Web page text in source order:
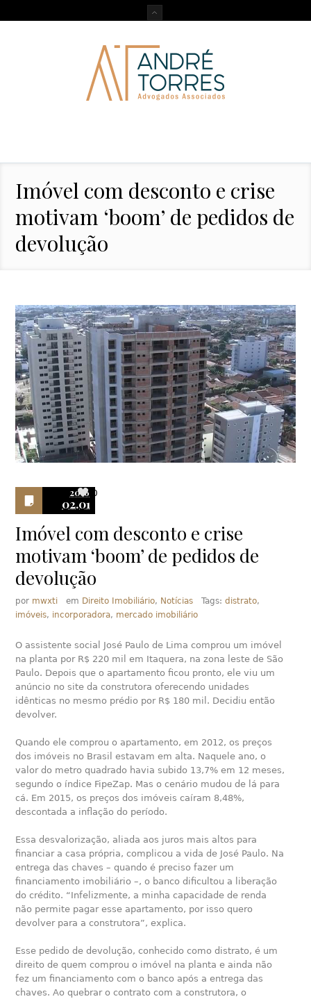
Imóvel com desconto e crise
motivam ‘boom’ de pedidos de
devolução
2016
02.01
0
Imóvel com desconto e crise
motivam ‘boom’ de pedidos de
devolução
por mwxti em Direito Imobiliário, Notícias Tags:distrato,
imóveis, incorporadora, mercado imobiliário
O assistente social José Paulo de Lima comprou um imóvel
na planta por R$ 220 mil em Itaquera, na zona leste de São
Paulo. Depois que o apartamento ficou pronto, ele viu um
anúncio no site da construtora oferecendo unidades
idênticas no mesmo prédio por R$ 180 mil. Decidiu então
devolver.
Quando ele comprou o apartamento, em 2012, os preços
dos imóveis no Brasil estavam em alta. Naquele ano, o
valor do metro quadrado havia subido 13,7% em 12 meses,
segundo o índice FipeZap. Mas o cenário mudou de lá para
cá. Em 2015, os preços dos imóveis caíram 8,48%,
descontada a inflação do período.
Essa desvalorização, aliada aos juros mais altos para
financiar a casa própria, complicou a vida de José Paulo. Na
entrega das chaves – quando é preciso fazer um
financiamento imobiliário –, o banco dificultou a liberação
do crédito. “Infelizmente, a minha capacidade de renda
não permite pagar esse apartamento, por isso quero
devolver para a construtora”, explica.
Esse pedido de devolução, conhecido como distrato, é um
direito de quem comprou o imóvel na planta e ainda não
fez um financiamento com o banco após a entrega das
chaves. Ao quebrar o contrato com a construtora, o